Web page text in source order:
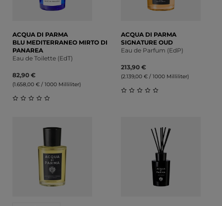
ACQUA DI PARMA
BLU MEDITERRANEO MIRTO DI
PANAREA
Eau de Toilette (EdT)
82,90 €
(1.658,00 € / 1000 Milliliter)
ACQUA DI PARMA
SIGNATURE OUD
Eau de Parfum (EdP)
213,90 €
(2.139,00 € / 1000 Milliliter)